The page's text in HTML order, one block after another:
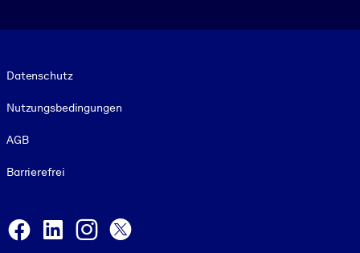
Datenschutz
Nutzungsbedingungen
AGB
Barrierefrei
Facebook
LinkedInInstagram